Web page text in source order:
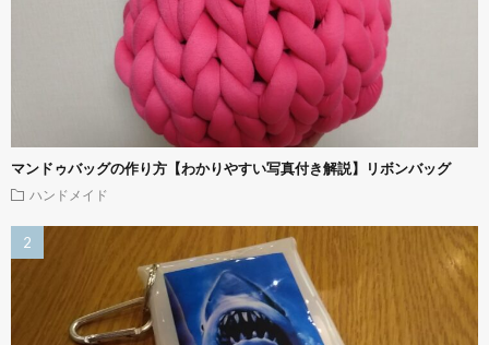
マンドゥバッグの作り方【わかりやすい写真付き解説】リボンバッグ
ハンドメイド